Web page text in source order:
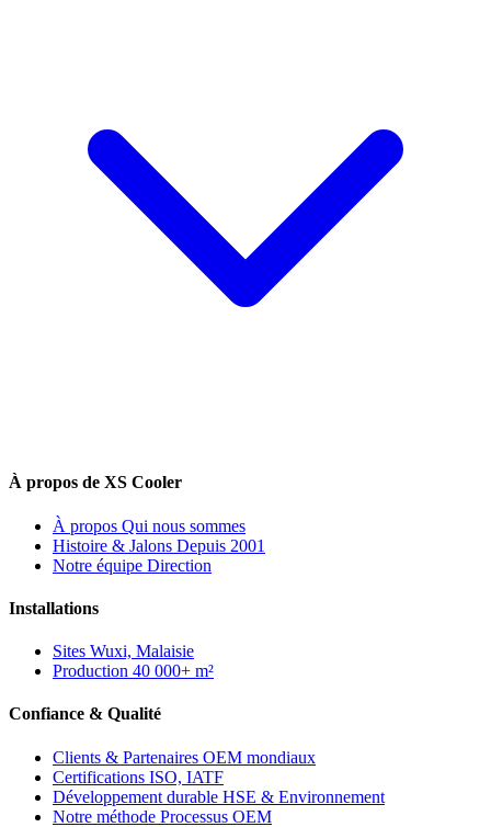
À propos de XS Cooler
À propos Qui nous sommes
Histoire & Jalons Depuis 2001
Notre équipe Direction
Installations
Sites Wuxi, Malaisie
Production 40 000+ m²
Confiance & Qualité
Clients & Partenaires OEM mondiaux
Certifications ISO, IATF
Développement durable HSE & Environnement
Notre méthode Processus OEM